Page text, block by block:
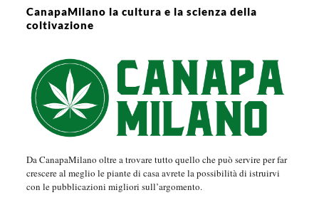
CanapaMilano la cultura e la scienza della
coltivazione
Da CanapaMilano oltre a trovare tutto quello che può servire per far
crescere al meglio le piante di casa avrete la possibilità di istruirvi
con le pubblicazioni migliori sull’argomento.